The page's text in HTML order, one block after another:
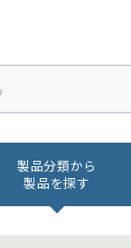
製品分類から
製品を探す